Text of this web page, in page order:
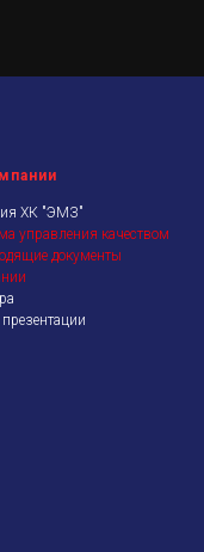
ХК "ЭМЗ"
управления качеством
документы